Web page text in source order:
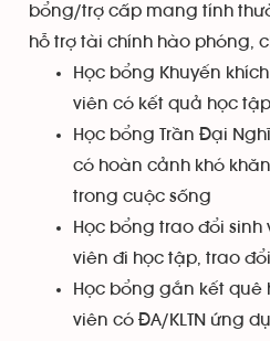
bổng/trợ cấp mang tính
hỗ trợ tài chính hào phóng,
Học bổng Khuyến
viên có kết quả học
Học bổng Trần Đại
có hoàn cảnh khó
trong cuộc sống
Học bổng trao đổi sinh
viên đi học tập, trao
Học bổng gắn kết quê
viên có ĐA/KLTN ứng